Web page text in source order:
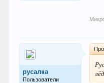
русалка
Пользователи